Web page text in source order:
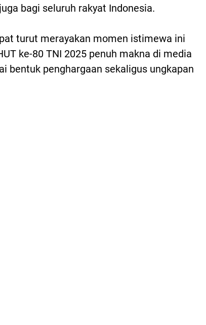
bagi seluruh rakyat Indonesia.
turut merayakan momen istimewa ini
ke-80 TNI 2025 penuh makna di media
bentuk penghargaan sekaligus ungkapan